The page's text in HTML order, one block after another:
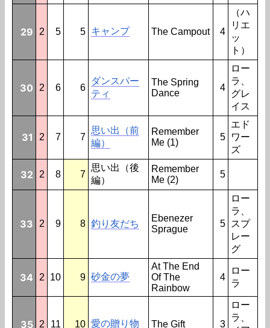
29 2 5 5 キャンプ The Campout 4
（ハ
リエ
ッ
ト）
30 2 6 6
ダンスパー
ティ
The Spring
Dance
4
ロー
ラ、
グレ
イス
31 2 7 7
思い出（前
編）
Remember
Me (1)
5
エド
ワー
ズ
32 2 8 7
思い出（後
編）
Remember
Me (2)
5
33 2 9 8 釣り友だち
Ebenezer
Sprague
5
ロー
ラ、
スプ
レー
グ
34 2 10 9 砂金の夢
At The End
Of The
Rainbow
4
ロー
ラ
35 2 11 10 愛の贈り物 The Gift 3
ロー
ラ、